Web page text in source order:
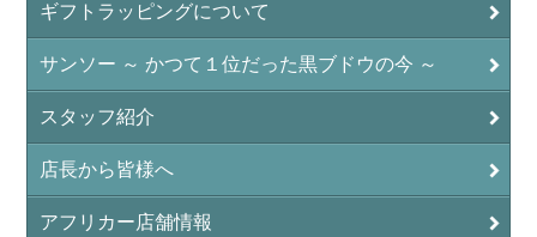
ギフトラッピングについて
サンソー ～ かつて１位だった黒ブドウの今 ～
スタッフ紹介
店長から皆様へ
アフリカー店舗情報